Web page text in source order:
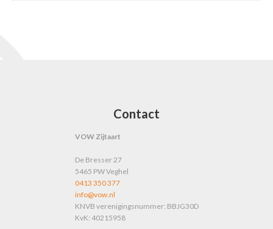
Contact
VOW Zijtaart
De Bresser 27
5465 PW Veghel
0413 350 377
info@vow.nl
KNVB verenigingsnummer: BBJG30D
KvK: 40215958